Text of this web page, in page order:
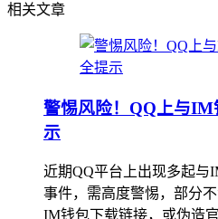
相关文章
警惕风险！QQ上与
示
近期QQ平台上出现多起与
事件，需高度警惕，部分
IM钱包下载链接，或伪造